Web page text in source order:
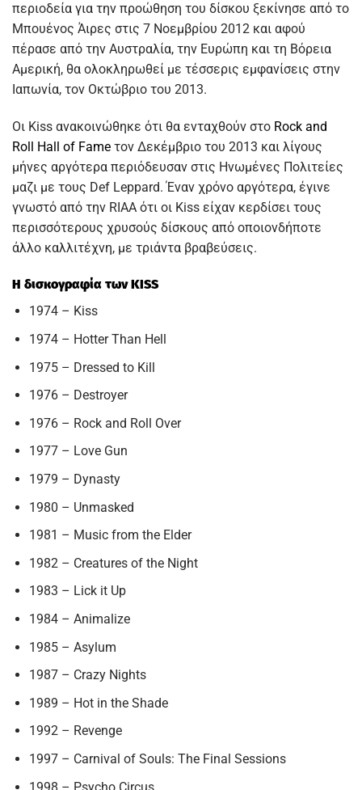
περιοδεία για την προώθηση του δίσκου ξεκίνησε από το
Μπουένος Άιρες στις 7 Νοεμβρίου 2012 και αφού
πέρασε από την Αυστραλία, την Ευρώπη και τη Βόρεια
Αμερική, θα ολοκληρωθεί με τέσσερις εμφανίσεις στην
Ιαπωνία, τον Οκτώβριο του 2013.
Οι Kiss ανακοινώθηκε ότι θα ενταχθούν στο Rock and
Roll Hall of Fame τον Δεκέμβριο του 2013 και λίγους
μήνες αργότερα περιόδευσαν στις Ηνωμένες Πολιτείες
μαζι με τους Def Leppard. Έναν χρόνο αργότερα, έγινε
γνωστό από την RIAA ότι οι Kiss είχαν κερδίσει τους
περισσότερους χρυσούς δίσκους από οποιονδήποτε
άλλο καλλιτέχνη, με τριάντα βραβεύσεις.
Η δισκογραφία των KISS
1974 – Kiss
1974 – Hotter Than Hell
1975 – Dressed to Kill
1976 – Destroyer
1976 – Rock and Roll Over
1977 – Love Gun
1979 – Dynasty
1980 – Unmasked
1981 – Music from the Elder
1982 – Creatures of the Night
1983 – Lick it Up
1984 – Animalize
1985 – Asylum
1987 – Crazy Nights
1989 – Hot in the Shade
1992 – Revenge
1997 – Carnival of Souls: The Final Sessions
1998 – Psycho Circus